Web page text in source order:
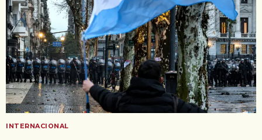
INTERNACIONAL